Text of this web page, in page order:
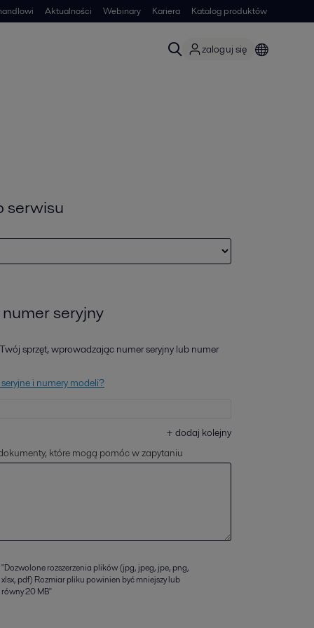
Aktualności Webinary Kariera Katalog produktów
zaloguj się
serwisu
seryjny
sprzęt, wprowadzając numer seryjny lub numer
i numery modeli?
+ dodaj kolejny
które mogą pomóc w zapytaniu
"Dozwolone rozszerzenia plików (jpg, jpeg, jpe, png,
xlsx, pdf) Rozmiar pliku powinien być mniejszy lub
równy 20 MB"